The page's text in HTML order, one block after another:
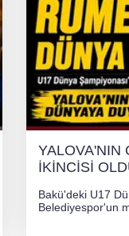
YALOVA'NIN
İKİNCİSİ
Bakü'deki U17
Belediyespor'un